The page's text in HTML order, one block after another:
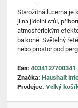
Starožitná lucerna je
ji na jídelní stůl,
atmosférickým
balkoně. Světelný
nebo prostor pod
Ean: 4034127700341
Značka: Haushalt
Prodejce: Velký